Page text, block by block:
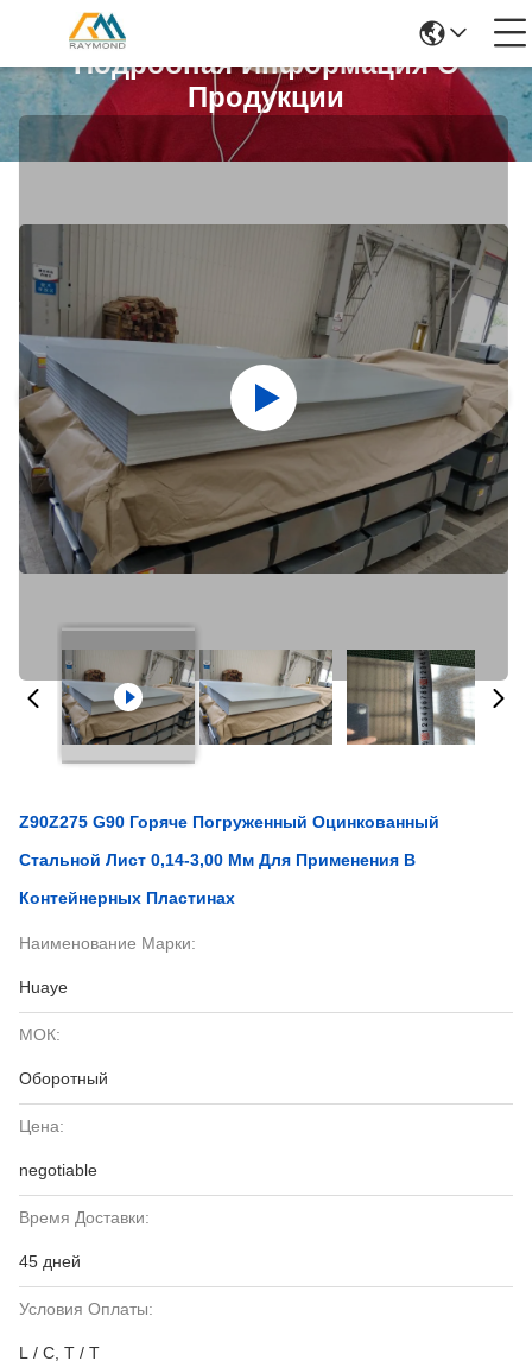
Подробная Информация О
Продукции
Z90Z275 G90 Горяче Погруженный Оцинкованный
Стальной Лист 0,14-3,00 Мм Для Применения В
Контейнерных Пластинах
Наименование Марки:
Huaye
МОК:
Оборотный
Цена:
negotiable
Время Доставки:
45 дней
Условия Оплаты:
L / C, T / T